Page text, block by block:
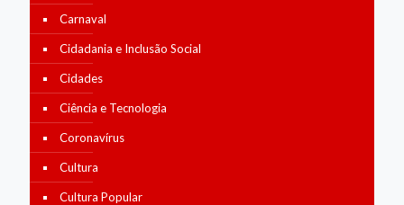
Carnaval
Cidadania e Inclusão Social
Cidades
Ciência e Tecnologia
Coronavírus
Cultura
Cultura Popular